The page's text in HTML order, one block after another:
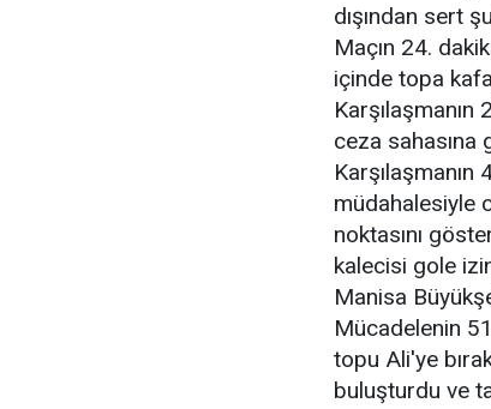
dışından sert
Maçın 24.
içinde topa
ceza sahasına
müdahalesiyle
noktasını
kalecisi gole
Manisa
Mücadelenin
topu Ali'ye
buluşturdu ve